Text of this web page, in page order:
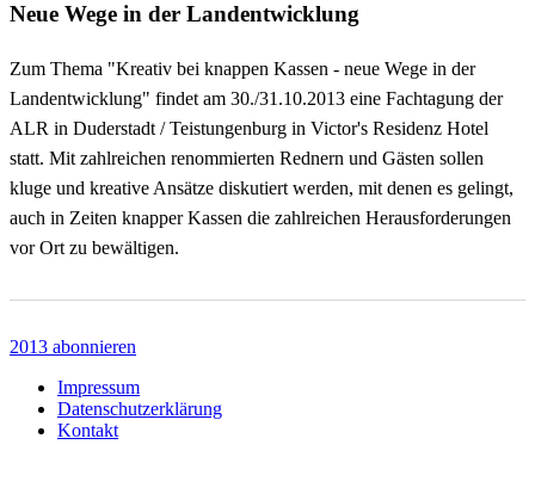
bei
Kassen
Neue Wege in der Landentwicklung
Zum Thema "Kreativ bei knappen Kassen - neue Wege in der
Landentwicklung" findet am 30./31.10.2013 eine Fachtagung der
ALR in Duderstadt / Teistungenburg in Victor's Residenz Hotel
statt. Mit zahlreichen renommierten Rednern und Gästen sollen
kluge und kreative Ansätze diskutiert werden, mit denen es gelingt,
auch in Zeiten knapper Kassen die zahlreichen Herausforderungen
vor Ort zu bewältigen.
2013 abonnieren
Footer
menu
Impressum
Datenschutzerklärung
Kontakt